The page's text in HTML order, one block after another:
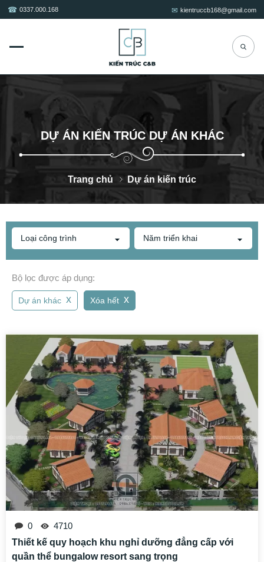
kientruccb168@gmail.com
0337.000.168
DỰ ÁN KIẾN TRÚC DỰ ÁN KHÁC
Trang chủ Dự án kiến trúc
Loại công trình Năm triển khai
Bộ lọc được áp dụng:
Dự án khác x Xóa hết x
0
4710
Thiết kế quy hoạch khu nghỉ dưỡng đẳng cấp với
quần thể bungalow resort sang trọng